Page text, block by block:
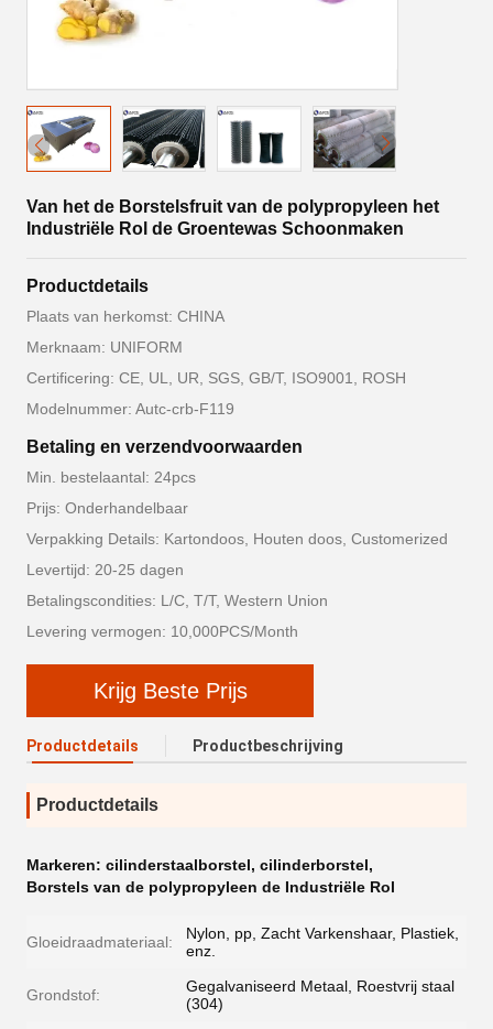
Van het de Borstelsfruit van de polypropyleen het
Industriële Rol de Groentewas Schoonmaken
Productdetails
Plaats van herkomst: CHINA
Merknaam: UNIFORM
Certificering: CE, UL, UR, SGS, GB/T, ISO9001, ROSH
Modelnummer: Autc-crb-F119
Betaling en verzendvoorwaarden
Min. bestelaantal: 24pcs
Prijs: Onderhandelbaar
Verpakking Details: Kartondoos, Houten doos, Customerized
Levertijd: 20-25 dagen
Betalingscondities: L/C, T/T, Western Union
Levering vermogen: 10,000PCS/Month
Krijg Beste Prijs
Productdetails Productbeschrijving
Productdetails
Markeren: cilinderstaalborstel, cilinderborstel,
Borstels van de polypropyleen de Industriële Rol
Gloeidraadmateriaal:
Nylon, pp, Zacht Varkenshaar, Plastiek,
enz.
Grondstof:
Gegalvaniseerd Metaal, Roestvrij staal
(304)